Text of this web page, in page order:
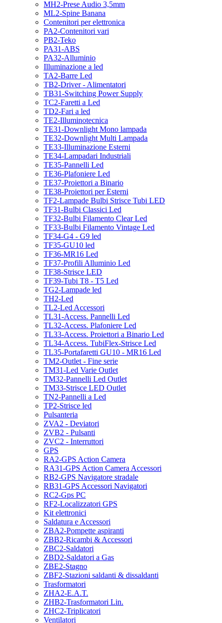
MH2-Prese Audio 3,5mm
ML2-Spine Banana
Contenitori per elettronica
PA2-Contenitori vari
PB2-Teko
PA31-ABS
PA32-Alluminio
Illuminazione a led
TA2-Barre Led
TB2-Driver - Alimentatori
TB31-Switching Power Supply
TC2-Faretti a Led
TD2-Fari a led
TE2-Illuminotecnica
TE31-Downlight Mono lampada
TE32-Downlight Multi Lampada
TE33-Illuminazione Esterni
TE34-Lampadari Industriali
TE35-Pannelli Led
TE36-Plafoniere Led
TE37-Proiettori a Binario
TE38-Proiettori per Esterni
TF2-Lampade Bulbi Strisce Tubi LED
TF31-Bulbi Classici Led
TF32-Bulbi Filamento Clear Led
TF33-Bulbi Filamento Vintage Led
TF34-G4 - G9 led
TF35-GU10 led
TF36-MR16 Led
TF37-Profili Alluminio Led
TF38-Strisce LED
TF39-Tubi T8 - T5 Led
TG2-Lampade led
TH2-Led
TL2-Led Accessori
TL31-Access. Pannelli Led
TL32-Access. Plafoniere Led
TL33-Access. Proiettori a Binario Led
TL34-Access. TubiFlex-Strisce Led
TL35-Portafaretti GU10 - MR16 Led
TM2-Outlet - Fine serie
TM31-Led Varie Outlet
TM32-Pannelli Led Outlet
TM33-Strisce LED Outlet
TN2-Pannelli a Led
TP2-Strisce led
Pulsanteria
ZVA2 - Deviatori
ZVB2 - Pulsanti
ZVC2 - Interruttori
GPS
RA2-GPS Action Camera
RA31-GPS Action Camera Accessori
RB2-GPS Navigatore stradale
RB31-GPS Accessori Navigatori
RC2-Gps PC
RF2-Localizzatori GPS
Kit elettronici
Saldatura e Accessori
ZBA2-Pompette aspiranti
ZBB2-Ricambi & Accessori
ZBC2-Saldatori
ZBD2-Saldatori a Gas
ZBE2-Stagno
ZBF2-Stazioni saldanti & dissaldanti
Trasformatori
ZHA2-E.A.T.
ZHB2-Trasformatori Lin.
ZHC2-Triplicatori
Ventilatori